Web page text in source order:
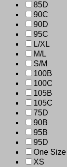
85D
90C
90D
95C
L/XL
M/L
S/M
100B
100C
105B
105C
75D
90B
95B
95D
One Size
XS